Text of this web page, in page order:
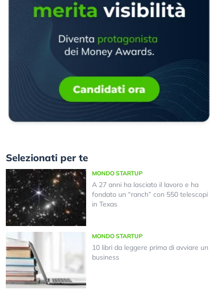
Selezionati per te
MONDO STARTUP
A 27 anni ha lasciato il lavoro e ha
fondato un “ranch” con 550 telescopi
in Texas
MONDO STARTUP
10 libri da leggere prima di avviare un
business